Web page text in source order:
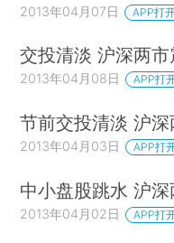
2013年04月07日 APP打
交投清淡 沪深两
2013年04月08日 APP打
节前交投清淡 沪
2013年04月03日 APP打
中小盘股跳水 沪
2013年04月02日 APP打